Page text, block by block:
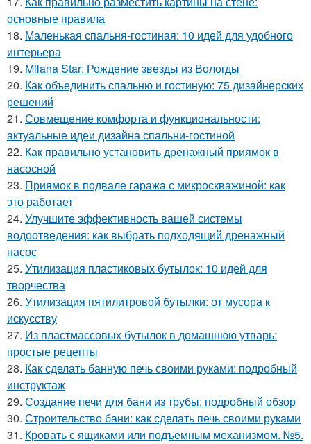
основные правила
18. Маленькая спальня-гостиная: 10 идей для удобного
интерьера
19. Milana Star: Рождение звезды из Вологды
20. Как объединить спальню и гостиную: 75 дизайнерских
решений
21. Совмещение комфорта и функциональности:
актуальные идеи дизайна спальни-гостиной
22. Как правильно установить дренажный приямок в
насосной
23. Приямок в подвале гаража с микроскважиной: как
это работает
24. Улучшите эффективность вашей системы
водоотведения: как выбрать подходящий дренажный
насос
25. Утилизация пластиковых бутылок: 10 идей для
творчества
26. Утилизация пятилитровой бутылки: от мусора к
искусству
27. Из пластмассовых бутылок в домашнюю утварь:
простые рецепты
28. Как сделать банную печь своими руками: подробный
инструктаж
29. Создание печи для бани из трубы: подробный обзор
30. Строительство бани: как сделать печь своими руками
31. Кровать с ящиками или подъемным механизмом. №5.